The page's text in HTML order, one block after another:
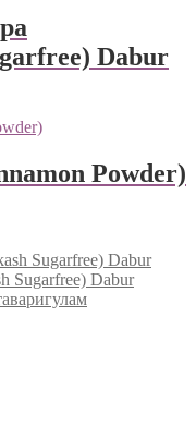
Dabur
Powder)
Sugarfree) Dabur